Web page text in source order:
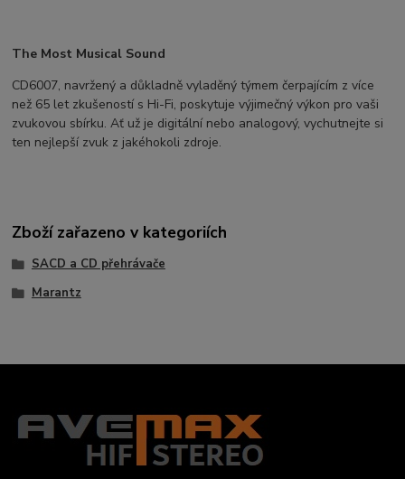
The Most Musical Sound
CD6007, navržený a důkladně vyladěný týmem čerpajícím z více
než 65 let zkušeností s Hi-Fi, poskytuje výjimečný výkon pro vaši
zvukovou sbírku. Ať už je digitální nebo analogový, vychutnejte si
ten nejlepší zvuk z jakéhokoli zdroje.
Zboží zařazeno v kategoriích
SACD a CD přehrávače
Marantz